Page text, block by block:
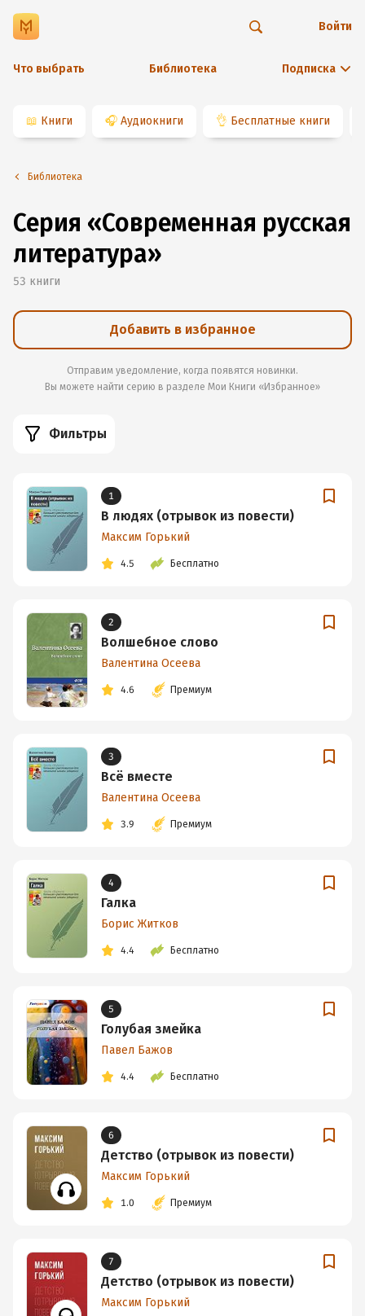
Что выбрать Библиотека Подписка
Войти
📖 Книги 🎧 Аудиокниги 👌 Бесплатные книги
Библиотека
Серия «Современная русская
литература»
53 книги
Добавить в избранное
Отправим уведомление, когда появятся новинки.
Вы можете найти серию в разделе Мои Книги «Избранное»
Фильтры
1
В людях (отрывок из повести)
Максим Горький
4.5 Бесплатно
2
Волшебное слово
Валентина Осеева
4.6 Премиум
3
Всё вместе
Валентина Осеева
3.9 Премиум
4
Галка
Борис Житков
4.4 Бесплатно
5
Голубая змейка
Павел Бажов
4.4 Бесплатно
6
Детство (отрывок из повести)
Максим Горький
1.0 Премиум
7
Детство (отрывок из повести)
Максим Горький